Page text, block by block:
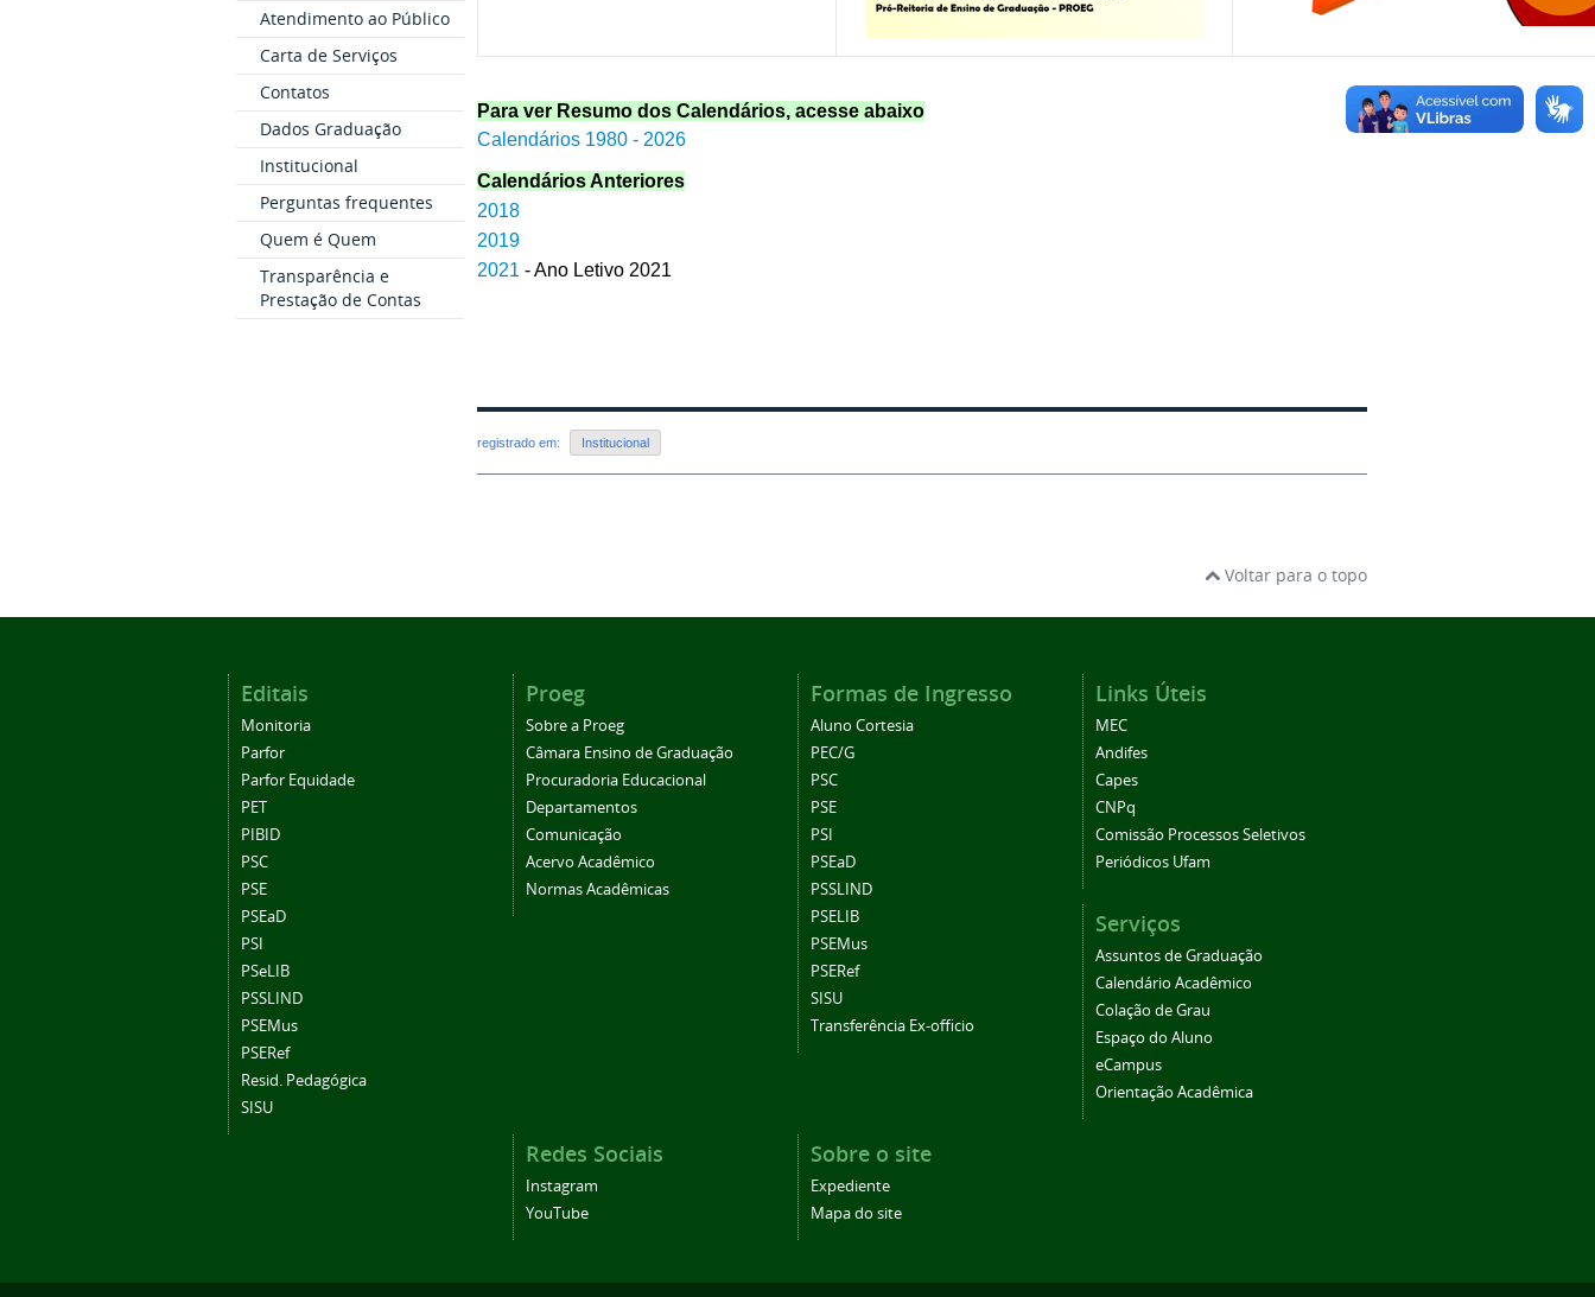
Atendimento ao Público
Carta de Serviços
Contatos
Dados Graduação
Institucional
Perguntas frequentes
Quem é Quem
Transparência e
Prestação de Contas
Para ver Resumo dos Calendários, acesse abaixo
Calendários 1980 - 2026
Calendários Anteriores
2018
2019
2021 -Ano Letivo 2021
registrado em: Institucional
Voltar para o topo
Editais
Monitoria
Parfor
Parfor Equidade
PET
PIBID
PSC
PSE
PSEaD
PSI
PSeLIB
PSSLIND
PSEMus
PSERef
Resid. Pedagógica
SISU
Proeg
Sobre a Proeg
Câmara Ensino de Graduação
Procuradoria Educacional
Departamentos
Comunicação
Acervo Acadêmico
Normas Acadêmicas
Formas de Ingresso
Aluno Cortesia
PEC/G
PSC
PSE
PSI
PSEaD
PSSLIND
PSELIB
PSEMus
PSERef
SISU
Transferência Ex-officio
Links Úteis
MEC
Andifes
Capes
CNPq
Comissão Processos Seletivos
Periódicos Ufam
Serviços
Assuntos de Graduação
Calendário Acadêmico
Colação de Grau
Espaço do Aluno
eCampus
Orientação Acadêmica
Redes Sociais
Instagram
YouTube
Sobre o site
Expediente
Mapa do site